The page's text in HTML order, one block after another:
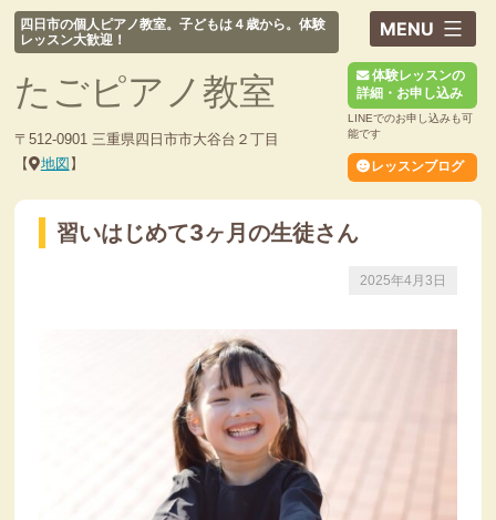
コ
ン
ン
ツ
へ
ス
ッ
四日市の個人ピアノ教室。子どもは４歳から。体験
レッスン大歓迎！
たごピアノ教室
〒512-0901 三重県四日市市大谷台２丁目
【
地図 】
体験レッスンの
詳細・お申し込み
LINEでのお申し込みも可
能です
レッスンブログ
習いはじめて3ヶ月の生徒さん
2025年4月3日